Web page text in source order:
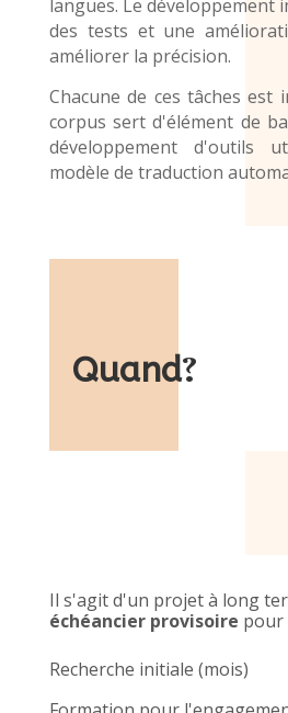
langues. Le développement
des tests et une
améliorer la précision.
Chacune de ces tâches est
corpus sert d'élément de
développement d'outils
modèle de traduction
Quand?
Il s'agit d'un projet à long
échéancier provisoire pour
Recherche initiale (mois)